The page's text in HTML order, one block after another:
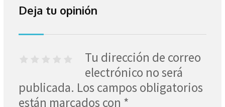
Deja tu opinión
Tu dirección de correo
electrónico no será
publicada. Los campos obligatorios
están marcados con *